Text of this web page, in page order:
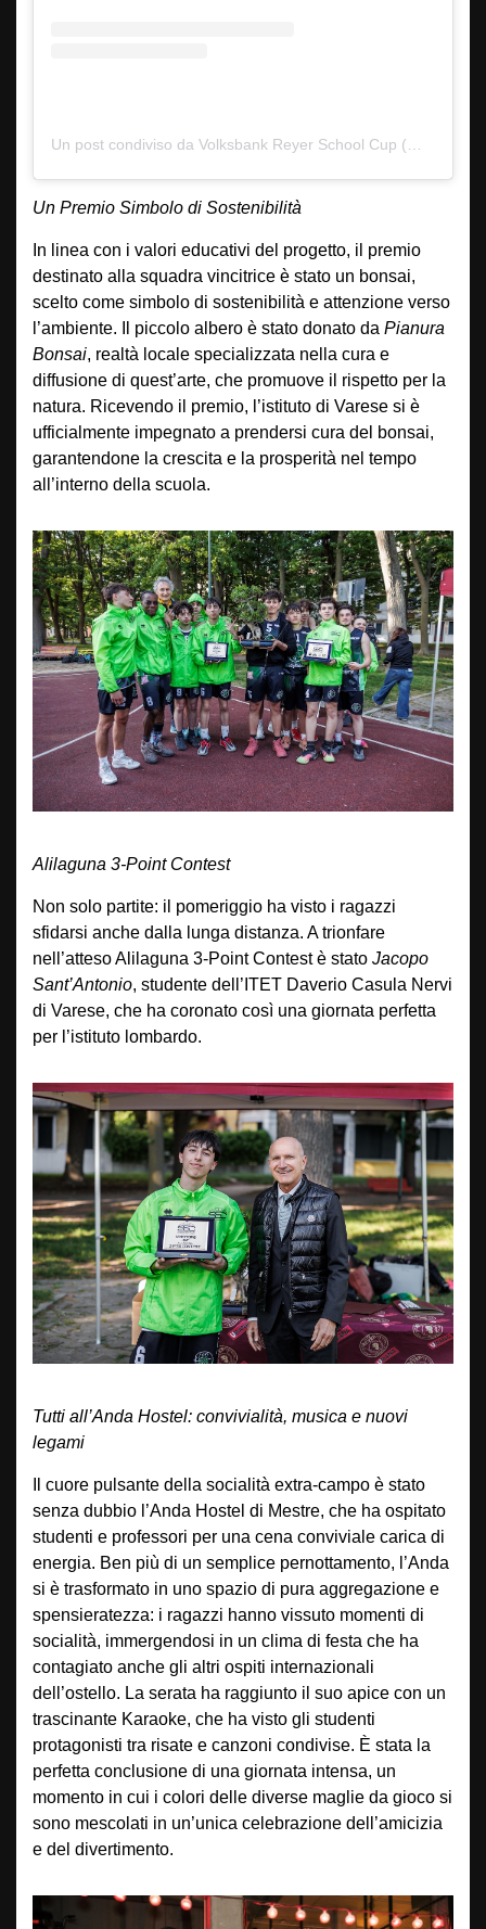
Un post condiviso da Volksbank Reyer School Cup (@reyerschoolcup)
Un Premio Simbolo di Sostenibilità
In linea con i valori educativi del progetto, il premio
destinato alla squadra vincitrice è stato un bonsai,
scelto come simbolo di sostenibilità e attenzione verso
l’ambiente. Il piccolo albero è stato donato da Pianura
Bonsai, realtà locale specializzata nella cura e
diffusione di quest’arte, che promuove il rispetto per la
natura. Ricevendo il premio, l’istituto di Varese si è
ufficialmente impegnato a prendersi cura del bonsai,
garantendone la crescita e la prosperità nel tempo
all’interno della scuola.
Alilaguna 3-Point Contest
Non solo partite: il pomeriggio ha visto i ragazzi
sfidarsi anche dalla lunga distanza. A trionfare
nell’atteso Alilaguna 3-Point Contest è stato Jacopo
Sant’Antonio, studente dell’ITET Daverio Casula Nervi
di Varese, che ha coronato così una giornata perfetta
per l’istituto lombardo.
Tutti all’Anda Hostel: convivialità, musica e nuovi
legami
Il cuore pulsante della socialità extra-campo è stato
senza dubbio l’Anda Hostel di Mestre, che ha ospitato
studenti e professori per una cena conviviale carica di
energia. Ben più di un semplice pernottamento, l’Anda
si è trasformato in uno spazio di pura aggregazione e
spensieratezza: i ragazzi hanno vissuto momenti di
socialità, immergendosi in un clima di festa che ha
contagiato anche gli altri ospiti internazionali
dell’ostello. La serata ha raggiunto il suo apice con un
trascinante Karaoke, che ha visto gli studenti
protagonisti tra risate e canzoni condivise. È stata la
perfetta conclusione di una giornata intensa, un
momento in cui i colori delle diverse maglie da gioco si
sono mescolati in un’unica celebrazione dell’amicizia
e del divertimento.